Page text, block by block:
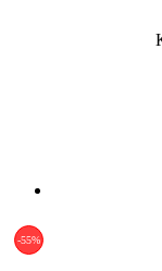
-55%